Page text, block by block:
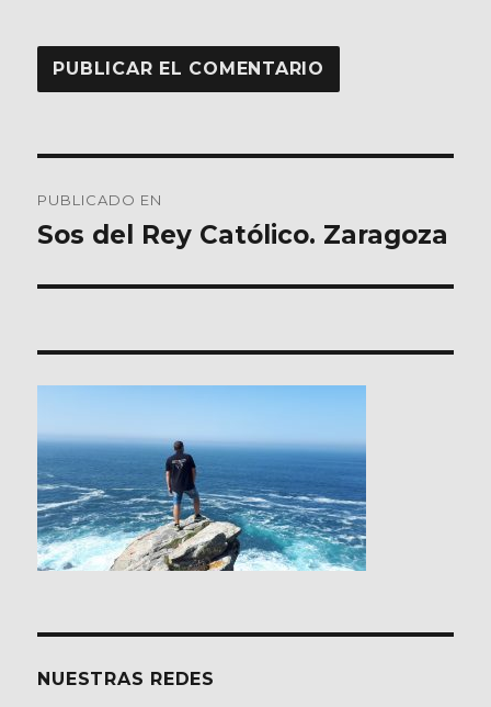
de
PUBLICADO EN
Sos del Rey Católico. Zaragoza
NUESTRAS REDES